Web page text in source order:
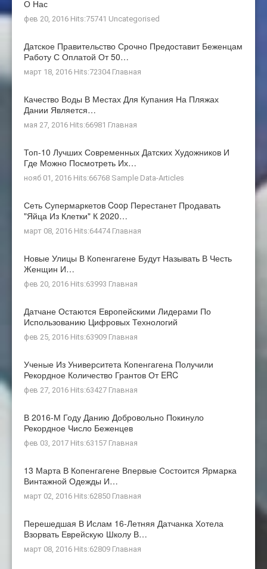
О Нас
фев 20, 2016 Hits:75741 Uncategorised
Датское Правительство Срочно Предоставит Беженцам
Работу С Оплатой От 50…
март 18, 2016 Hits:72304 Главная
Качество Воды В Местах Для Купания На Пляжах
Дании Является…
мая 27, 2016 Hits:66981 Главная
Топ-10 Лучших Современных Датских Художников И
Где Можно Посмотреть Их…
нояб 01, 2016 Hits:66768 Sample Data-Articles
Сеть Супермаркетов Coop Перестанет Продавать
"яйца Из Клетки" К 2020…
март 08, 2016 Hits:64474 Главная
Новые Улицы В Копенгагене Будут Называть В Честь
Женщин И…
фев 20, 2016 Hits:63993 Главная
Датчане Остаются Европейскими Лидерами По
Использованию Цифровых Технологий
фев 25, 2016 Hits:63909 Главная
Ученые Из Университета Копенгагена Получили
Рекордное Количество Грантов От ERC
фев 27, 2016 Hits:63427 Главная
В 2016-М Году Данию Добровольно Покинуло
Рекордное Число Беженцев
фев 03, 2017 Hits:63157 Главная
13 Марта В Копенгагене Впервые Состоится Ярмарка
Винтажной Одежды И…
март 02, 2016 Hits:62850 Главная
Перешедшая В Ислам 16-Летняя Датчанка Хотела
Взорвать Еврейскую Школу В…
март 08, 2016 Hits:62809 Главная